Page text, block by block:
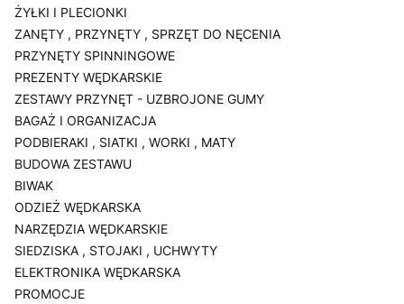
ŻYŁKI I PLECIONKI
ZANĘTY , PRZYNĘTY , SPRZĘT DO NĘCENIA
PRZYNĘTY SPINNINGOWE
PREZENTY WĘDKARSKIE
ZESTAWY PRZYNĘT - UZBROJONE GUMY
BAGAŻ I ORGANIZACJA
PODBIERAKI , SIATKI , WORKI , MATY
BUDOWA ZESTAWU
BIWAK
ODZIEŻ WĘDKARSKA
NARZĘDZIA WĘDKARSKIE
SIEDZISKA , STOJAKI , UCHWYTY
ELEKTRONIKA WĘDKARSKA
PROMOCJE